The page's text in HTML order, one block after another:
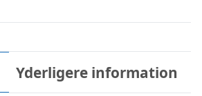
Yderligere information